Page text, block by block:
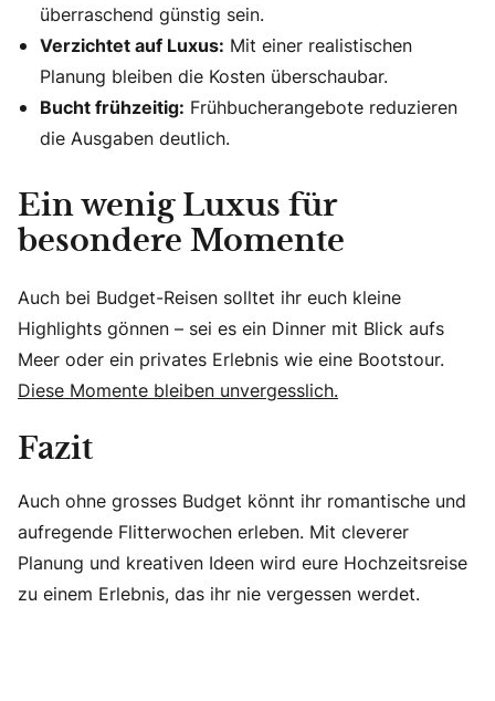
überraschend günstig sein.
Verzichtet auf Luxus: Mit einer realistischen
Planung bleiben die Kosten überschaubar.
Bucht frühzeitig: Frühbucherangebote reduzieren
die Ausgaben deutlich.
Ein wenig Luxus für
besondere Momente
Auch bei Budget-Reisen solltet ihr euch kleine
Highlights gönnen – sei es ein Dinner mit Blick aufs
Meer oder ein privates Erlebnis wie eine Bootstour.
Diese Momente bleiben unvergesslich.
Fazit
Auch ohne grosses Budget könnt ihr romantische und
aufregende Flitterwochen erleben. Mit cleverer
Planung und kreativen Ideen wird eure Hochzeitsreise
zu einem Erlebnis, das ihr nie vergessen werdet.